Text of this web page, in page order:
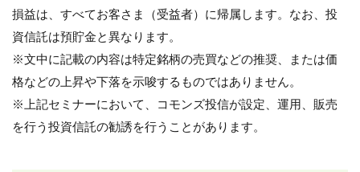
損益は、すべてお客さま（受益者）に帰属します。なお、投
資信託は預貯金と異なります。
※文中に記載の内容は特定銘柄の売買などの推奨、または価
格などの上昇や下落を示唆するものではありません。
※上記セミナーにおいて、コモンズ投信が設定、運用、販売
を行う投資信託の勧誘を行うことがあります。